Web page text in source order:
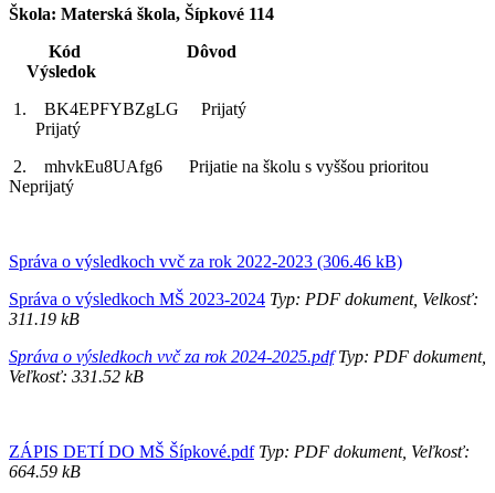
Škola: Materská škola, Šípkové 114
Kód Dôvod
Výsledok
1. BK4EPFYBZgLG Prijatý
Prijatý
2. mhvkEu8UAfg6 Prijatie na školu s vyššou prioritou
Neprijatý
Správa o výsledkoch vvč za rok 2022-2023 (306.46 kB)
Správa o výsledkoch MŠ 2023-2024 Typ: PDF dokument, Velkosť:
311.19 kB
Správa o výsledkoch vvč za rok 2024-2025.pdfTyp: PDF dokument,
Veľkosť: 331.52 kB
ZÁPIS DETÍ DO MŠ Šípkové.pdfTyp: PDF dokument, Veľkosť:
664.59 kB